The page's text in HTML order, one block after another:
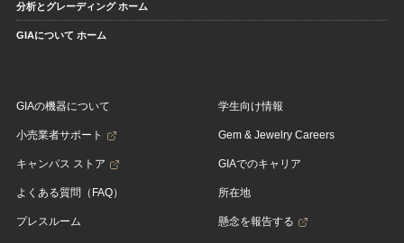
分析とグレーディング ホーム
GIAについて ホーム
GIAの機器について
小売業者サポート
キャンパス ストア
よくある質問（FAQ）
プレスルーム
学生向け情報
Gem & Jewelry Careers
GIAでのキャリア
所在地
懸念を報告する